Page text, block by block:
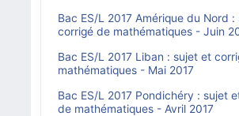
Bac ES/L 2017 Amérique du Nord
corrigé de mathématiques - Juin
Bac ES/L 2017 Liban : sujet et
mathématiques - Mai 2017
Bac ES/L 2017 Pondichéry : sujet
de mathématiques - Avril 2017